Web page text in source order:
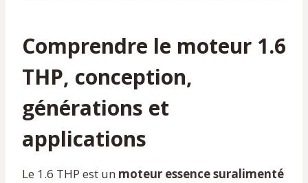
Comprendre le moteur 1.6
THP, conception,
générations et
applications
Le 1.6 THP est un moteur essence suralimenté